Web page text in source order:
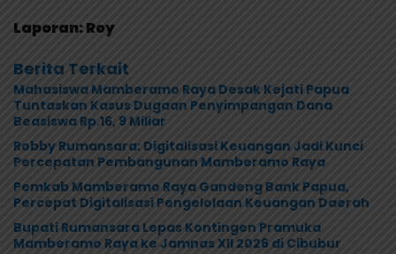
Laporan: Roy
Berita Terkait
Mahasiswa Mamberamo Raya Desak Kejati Papua
Tuntaskan Kasus Dugaan Penyimpangan Dana
Beasiswa Rp.16, 9 Miliar
Robby Rumansara: Digitalisasi Keuangan Jadi Kunci
Percepatan Pembangunan Mamberamo Raya
Pemkab Mamberamo Raya Gandeng Bank Papua,
Percepat Digitalisasi Pengelolaan Keuangan Daerah
Bupati Rumansara Lepas Kontingen Pramuka
Mamberamo Raya ke Jamnas XII 2026 di Cibubur